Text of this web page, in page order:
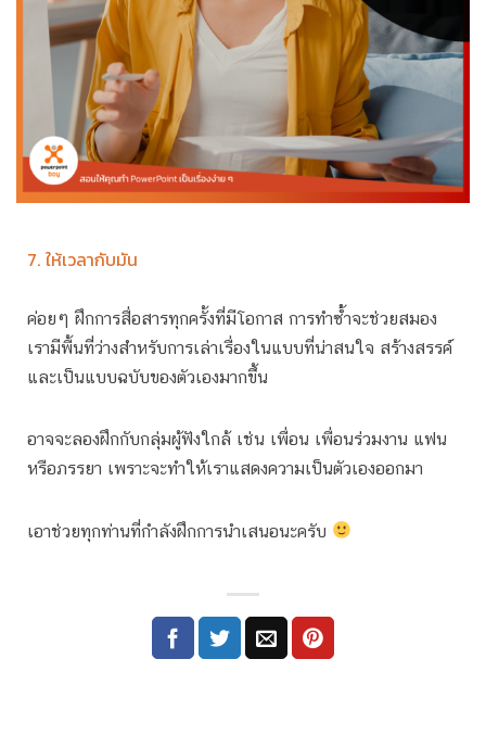
7. ให้เวลากับมัน
ค่อยๆ ฝึกการสื่อสารทุกครั้งที่มีโอกาส การทำซ้ำจะช่วยสมอง
เรามีพื้นที่ว่างสำหรับการเล่าเรื่องในแบบที่น่าสนใจ สร้างสรรค์
และเป็นแบบฉบับของตัวเองมากขึ้น
อาจจะลองฝึกกับกลุ่มผู้ฟังใกล้ เช่น เพื่อน เพื่อนร่วมงาน แฟน
หรือภรรยา เพราะจะทำให้เราแสดงความเป็นตัวเองออกมา
เอาช่วยทุกท่านที่กำลังฝึกการนำเสนอนะครับ